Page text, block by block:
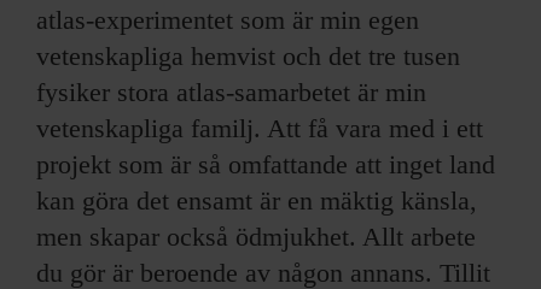
atlas-experimentet som är min egen
vetenskapliga hemvist och det tre tusen
fysiker stora atlas-samarbetet är min
vetenskapliga familj. Att få vara med i ett
projekt som är så omfattande att inget land
kan göra det ensamt är en mäktig känsla,
men skapar också ödmjukhet. Allt arbete
du gör är beroende av någon annans. Tillit